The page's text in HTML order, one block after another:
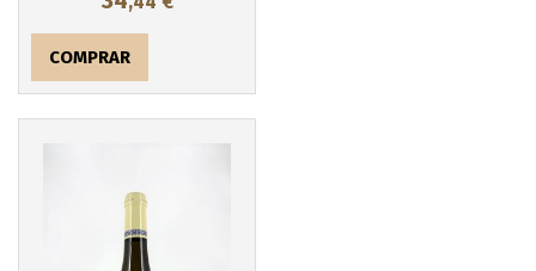
COMPRAR